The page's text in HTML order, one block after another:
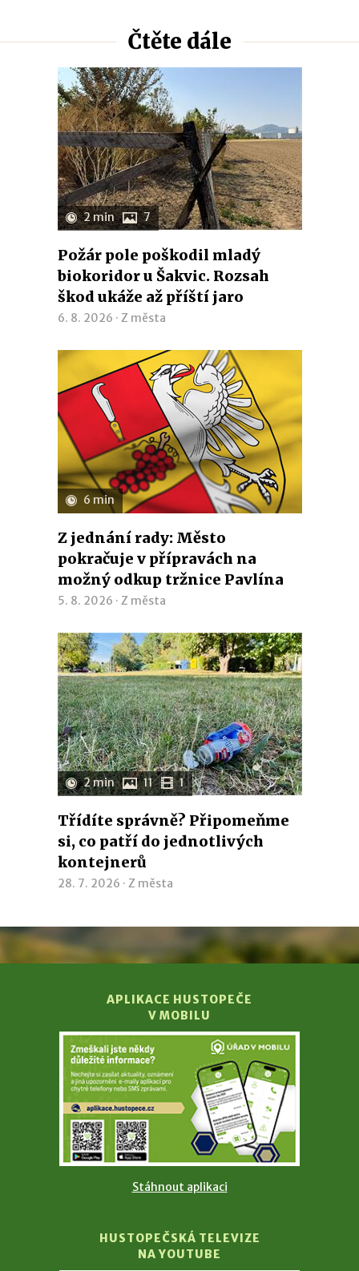
Čtěte dále
2 min 7
Požár pole poškodil mladý
biokoridor u Šakvic. Rozsah
škod ukáže až příští jaro
6. 8. 2026 · Z města
6 min
Z jednání rady: Město
pokračuje v přípravách na
možný odkup tržnice Pavlína
5. 8. 2026 · Z města
2 min 11 1
Třídíte správně? Připomeňme
si, co patří do jednotlivých
kontejnerů
28. 7. 2026 · Z města
APLIKACE HUSTOPEČE
V MOBILU
Stáhnout aplikaci
HUSTOPEČSKÁ TELEVIZE
NA YOUTUBE